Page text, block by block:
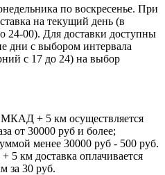
по воскресенье. При
на текущий день (в
24-00). Для доставки доступны
дни с выбором интервала
с 17 до 24) на выбор
МКАД + 5 км осуществляется
от 30000 руб и более;
менее 30000 руб - 500 руб.
км доставка оплачивается
за 30 руб.